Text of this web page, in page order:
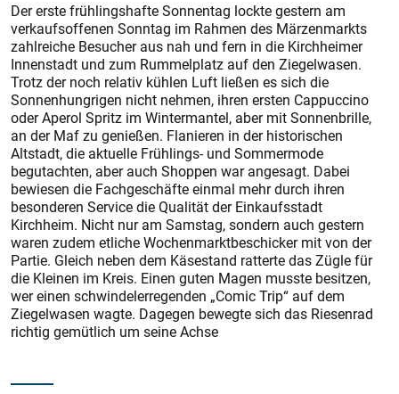
Der erste frühlingshafte Sonnentag lockte gestern am
verkaufsoffenen Sonntag im Rahmen des Märzenmarkts
zahlreiche Besucher aus nah und fern in die Kirchheimer
Innenstadt und zum Rummelplatz auf den Ziegelwasen.
Trotz der noch relativ kühlen Luft ließen es sich die
Sonnenhungrigen nicht nehmen, ihren ersten Cappuccino
oder Aperol Spritz im Wintermantel, aber mit Sonnenbrille,
an der Maf zu genießen. Flanieren in der historischen
Altstadt, die aktuelle Frühlings- und Sommermode
begutachten, aber auch Shoppen war angesagt. Dabei
bewiesen die Fachgeschäfte einmal mehr durch ihren
besonderen Service die Qualität der Einkaufsstadt
Kirchheim. Nicht nur am Samstag, sondern auch gestern
waren zudem etliche Wochenmarktbeschicker mit von der
Partie. Gleich neben dem Käsestand ratterte das Zügle für
die Kleinen im Kreis. Einen guten Magen musste besitzen,
wer einen schwindelerregenden „Comic Trip“ auf dem
Ziegelwasen wagte. Dagegen bewegte sich das Riesenrad
richtig gemütlich um seine Achse